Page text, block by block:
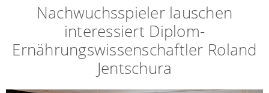
Nachwuchsspieler lauschen
interessiert Diplom-
Ernährungswissenschaftler Roland
Jentschura